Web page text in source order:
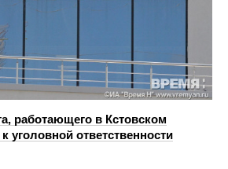
работающего в Кстовском
уголовной ответственности